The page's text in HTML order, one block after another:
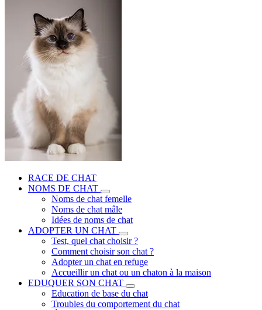
RACE DE CHAT
NOMS DE CHAT
Noms de chat femelle
Noms de chat mâle
Idées de noms de chat
ADOPTER UN CHAT
Test, quel chat choisir ?
Comment choisir son chat ?
Adopter un chat en refuge
Accueillir un chat ou un chaton à la maison
EDUQUER SON CHAT
Education de base du chat
Troubles du comportement du chat